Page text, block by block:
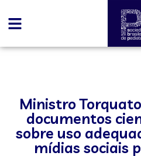
Ministro
documentos
sobre uso
mídias sociais